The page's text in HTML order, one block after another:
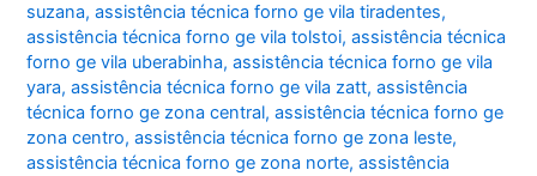
suzana,assistência técnica forno ge vila tiradentes,
assistência técnica forno ge vila tolstoi,assistência técnica
forno ge vila uberabinha,assistência técnica forno ge vila
yara,assistência técnica forno ge vila zatt,assistência
técnica forno ge zona central,assistência técnica forno ge
zona centro,assistência técnica forno ge zona leste,
assistência técnica forno ge zona norte,assistência